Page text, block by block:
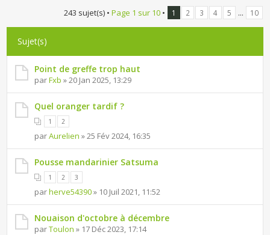
243 sujet(s) • Page 1 sur 10• 1 2 3 4 5 ... 10
Sujet(s)
Point de greffe trop haut
parFxb » 20 Jan 2025, 13:29
Quel oranger tardif ?
1 2
parAurelien » 25 Fév 2024, 16:35
Pousse mandarinier Satsuma
1 2 3
parherve54390» 10 Juil 2021, 11:52
Nouaison d'octobre à décembre
parToulon » 17 Déc 2023, 17:14